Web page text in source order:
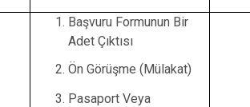
Başvuru Formunun Bir
Adet Çıktısı
Ön Görüşme (Mülakat)
Pasaport Veya